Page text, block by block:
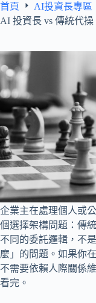
首頁 AI投資長專區
AI 投資長 vs 傳統代
企業主在處理個人或
個選擇架構問題：傳
不同的委託邏輯，不
麼」的問題。如果你
不需要依賴人際關係
看完。